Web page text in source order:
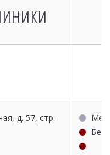
д. 57, стр.